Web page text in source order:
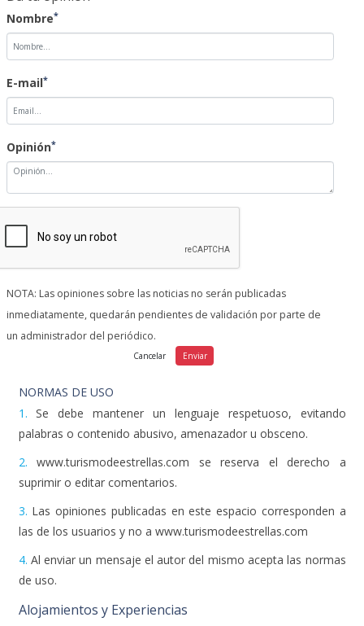
Nombre*
E-mail*
Opinión*
NOTA: Las opiniones sobre las noticias no serán publicadas
inmediatamente, quedarán pendientes de validación por parte de
un administrador del periódico.
NORMAS DE USO
1. Se debe mantener un lenguaje respetuoso, evitando
palabras o contenido abusivo, amenazador u obsceno.
2. www.turismodeestrellas.com se reserva el derecho a
suprimir o editar comentarios.
3. Las opiniones publicadas en este espacio corresponden a
las de los usuarios y no a www.turismodeestrellas.com
4. Al enviar un mensaje el autor del mismo acepta las normas
de uso.
Alojamientos y Experiencias